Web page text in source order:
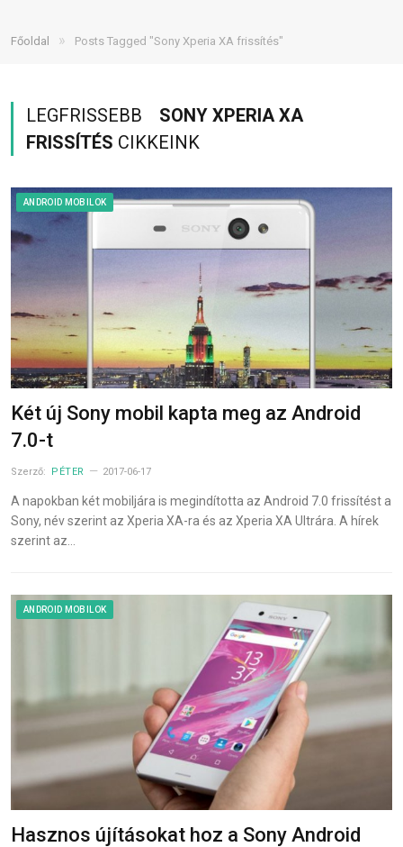
Főoldal » Posts Tagged "Sony Xperia XA frissítés"
LEGFRISSEBB
SONY XPERIA XA
FRISSÍTÉS CIKKEINK
ANDROID MOBILOK
Két új Sony mobil kapta meg az Android
7.0-t
Szerző: PÉTER 2017-06-17
A napokban két mobiljára is megindította az Android 7.0 frissítést a
Sony, név szerint az Xperia XA-ra és az Xperia XA Ultrára. A hírek
szerint az…
ANDROID MOBILOK
Hasznos újításokat hoz a Sony Android